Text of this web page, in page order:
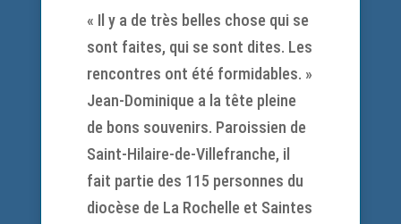
« Il y a de très belles chose qui se
sont faites, qui se sont dites. Les
rencontres ont été formidables. »
Jean-Dominique a la tête pleine
de bons souvenirs. Paroissien de
Saint-Hilaire-de-Villefranche, il
fait partie des 115 personnes du
diocèse de La Rochelle et Saintes